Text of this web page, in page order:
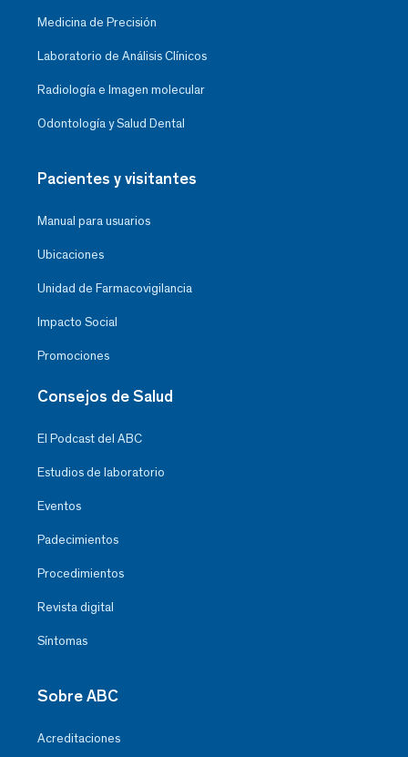
Medicina de Precisión
Laboratorio de Análisis Clínicos
Radiología e Imagen molecular
Odontología y Salud Dental
Pacientes y visitantes
Manual para usuarios
Ubicaciones
Unidad de Farmacovigilancia
Impacto Social
Promociones
Consejos de Salud
El Podcast del ABC
Estudios de laboratorio
Eventos
Padecimientos
Procedimientos
Revista digital
Síntomas
Sobre ABC
Acreditaciones